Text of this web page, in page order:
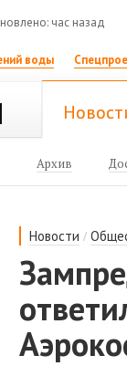
час назад
воды
Архив
Новости /